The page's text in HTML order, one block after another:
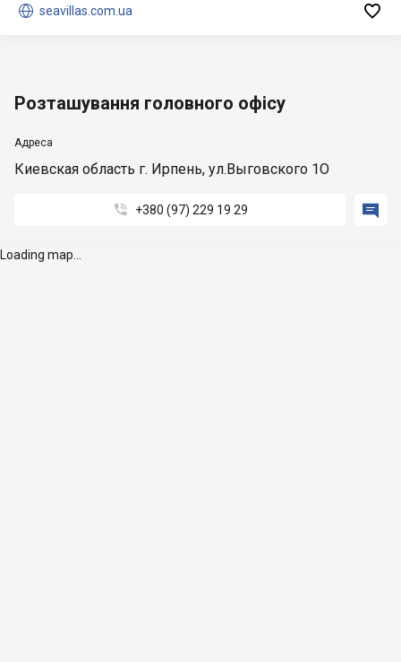
 seavillas.com.ua 
Розташування головного офісу
Адреса
Киевская область г. Ирпень, ул.Выговского 1О
 +380 (97) 229 19 29 
Loading map...